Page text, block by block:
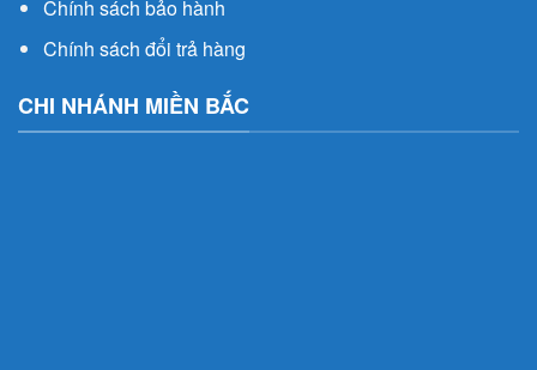
Chính sách bảo hành
Chính sách đổi trả hàng
CHI NHÁNH MIỀN BẮC